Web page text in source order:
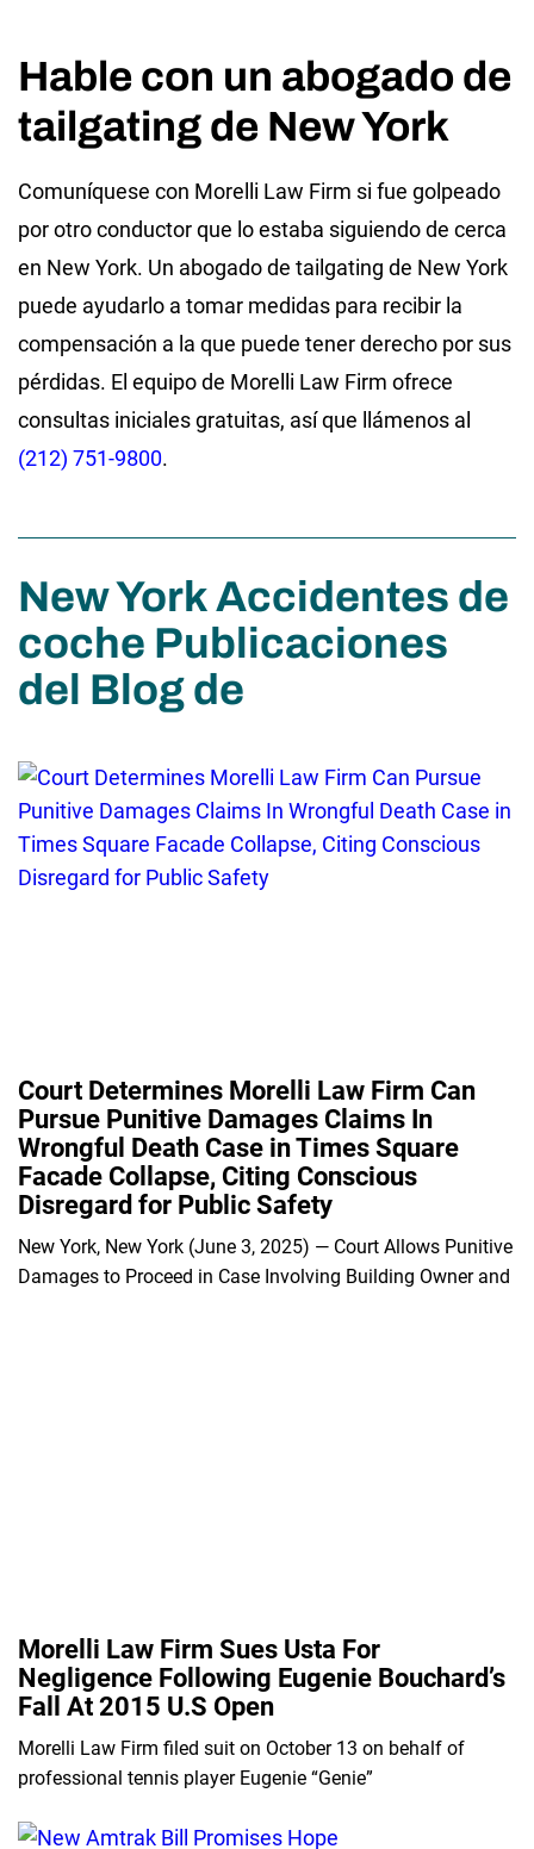
Hable con un abogado de
tailgating de New York
Comuníquese con Morelli Law Firm si fue golpeado
por otro conductor que lo estaba siguiendo de cerca
en New York. Un abogado de tailgating de New York
puede ayudarlo a tomar medidas para recibir la
compensación a la que puede tener derecho por sus
pérdidas. El equipo de Morelli Law Firm ofrece
consultas iniciales gratuitas, así que llámenos al
(212) 751-9800.
New York Accidentes de
coche Publicaciones
del Blog de
Court Determines Morelli Law Firm Can
Pursue Punitive Damages Claims In
Wrongful Death Case in Times Square
Facade Collapse, Citing Conscious
Disregard for Public Safety
New York, New York (June 3, 2025) — Court Allows Punitive
Damages to Proceed in Case Involving Building Owner and
Morelli Law Firm Sues Usta For
Negligence Following Eugenie Bouchard’s
Fall At 2015 U.S Open
Morelli Law Firm filed suit on October 13 on behalf of
professional tennis player Eugenie “Genie”